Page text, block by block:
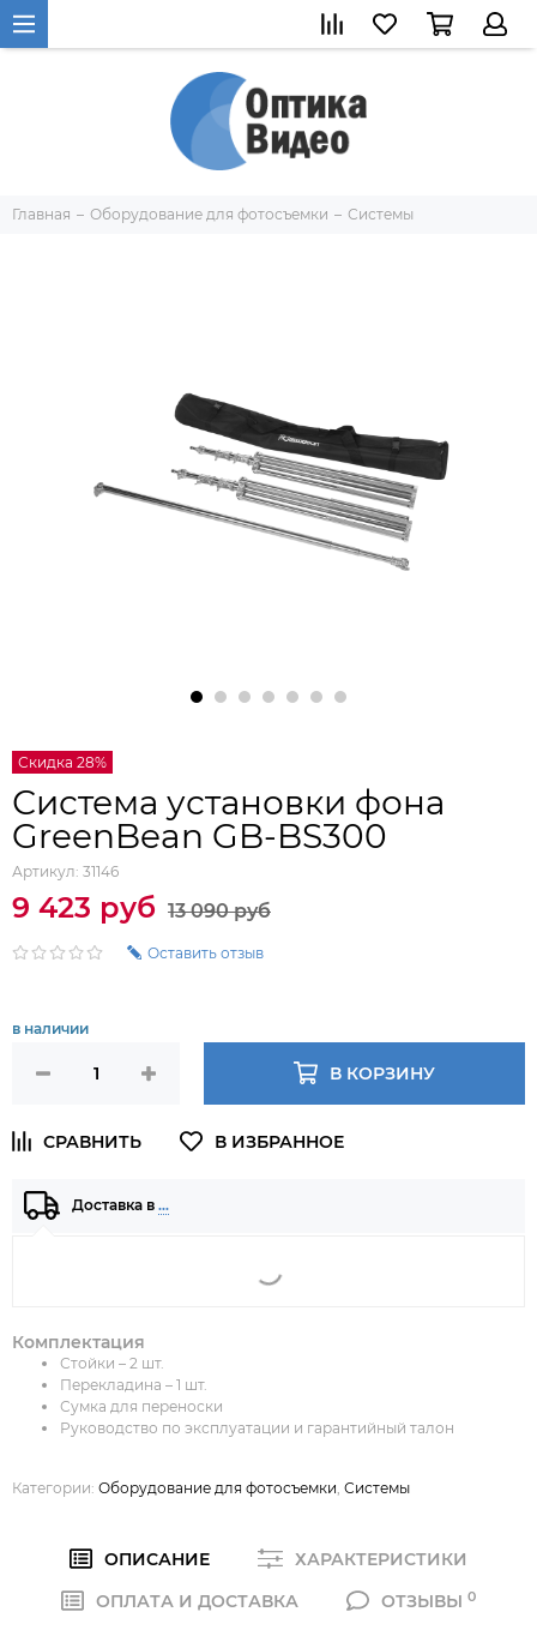
Главная Оборудование для фотосъемки Системы
Скидка 28%
Система установки фона
GreenBean GB-BS300
Артикул: 31146
9 423 руб 13 090 руб
Оставить отзыв
в наличии
В КОРЗИНУ
Доставка в …
Комплектация
Стойки – 2 шт.
Перекладина – 1 шт.
Сумка для переноски
Руководство по эксплуатации и гарантийный талон
Категории: Оборудование для фотосъемки Системы
ОПИСАНИЕ
ХАРАКТЕРИСТИКИ
ОПЛАТА И ДОСТАВКА
ОТЗЫВЫ 0